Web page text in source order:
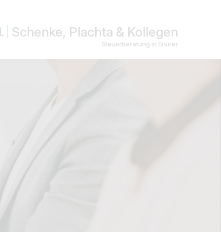
Schenke, Plachta & Kollegen
Steuerberatung in Erkner